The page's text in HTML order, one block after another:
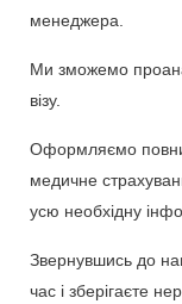
менеджера.
Ми зможемо
візу.
Оформляємо
медичне
усю необхідну
Звернувшись до
час і зберігаєте